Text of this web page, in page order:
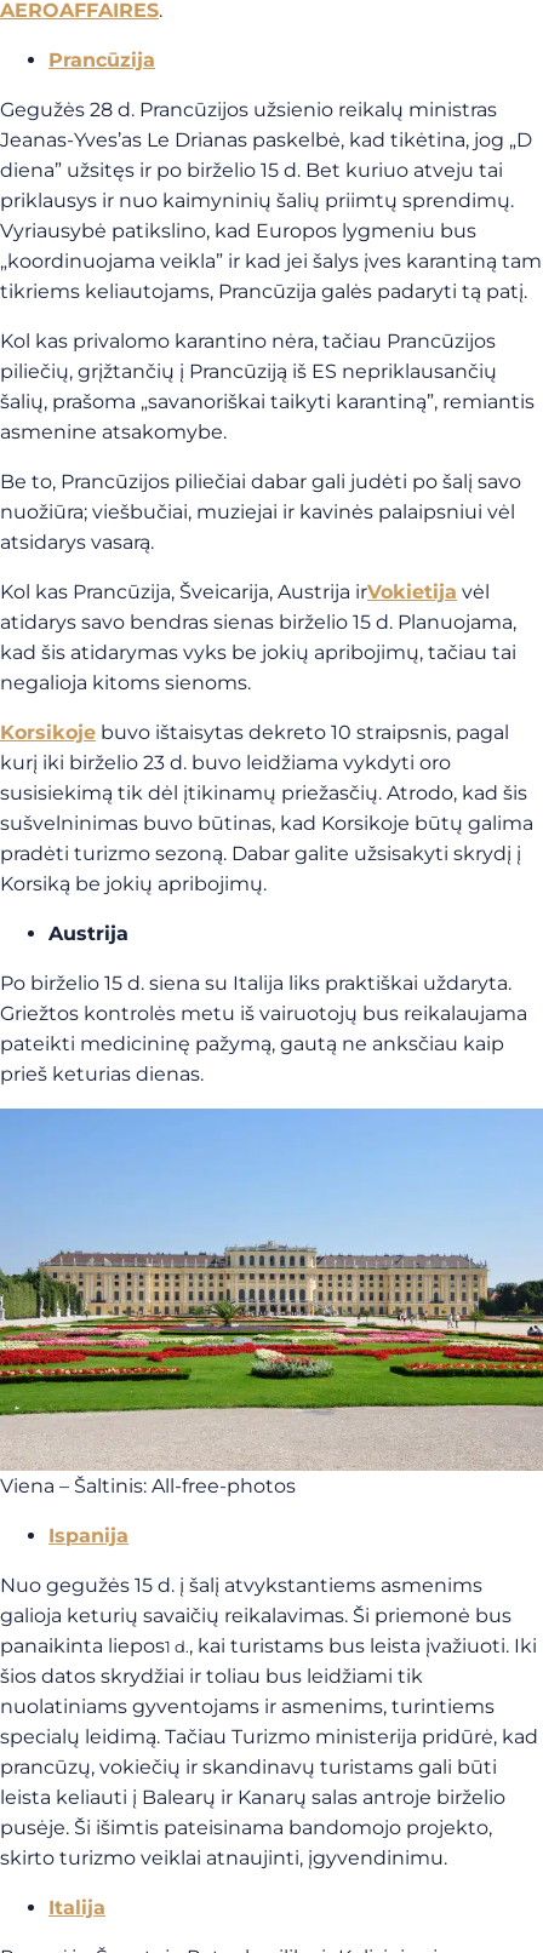
AEROAFFAIRES.
Prancūzija
Gegužės 28 d. Prancūzijos užsienio reikalų ministras
Jeanas-Yves’as Le Drianas paskelbė, kad tikėtina, jog „D
diena” užsitęs ir po birželio 15 d. Bet kuriuo atveju tai
priklausys ir nuo kaimyninių šalių priimtų sprendimų.
Vyriausybė patikslino, kad Europos lygmeniu bus
„koordinuojama veikla” ir kad jei šalys įves karantiną tam
tikriems keliautojams, Prancūzija galės padaryti tą patį.
Kol kas privalomo karantino nėra, tačiau Prancūzijos
piliečių, grįžtančių į Prancūziją iš ES nepriklausančių
šalių, prašoma „savanoriškai taikyti karantiną”, remiantis
asmenine atsakomybe.
Be to, Prancūzijos piliečiai dabar gali judėti po šalį savo
nuožiūra; viešbučiai, muziejai ir kavinės palaipsniui vėl
atsidarys vasarą.
Kol kas Prancūzija, Šveicarija, Austrija irVokietija vėl
atidarys savo bendras sienas birželio 15 d. Planuojama,
kad šis atidarymas vyks be jokių apribojimų, tačiau tai
negalioja kitoms sienoms.
Korsikoje buvo ištaisytas dekreto 10 straipsnis, pagal
kurį iki birželio 23 d. buvo leidžiama vykdyti oro
susisiekimą tik dėl įtikinamų priežasčių. Atrodo, kad šis
sušvelninimas buvo būtinas, kad Korsikoje būtų galima
pradėti turizmo sezoną. Dabar galite užsisakyti skrydį į
Korsiką be jokių apribojimų.
Austrija
Po birželio 15 d. siena su Italija liks praktiškai uždaryta.
Griežtos kontrolės metu iš vairuotojų bus reikalaujama
pateikti medicininę pažymą, gautą ne anksčiau kaip
prieš keturias dienas.
Viena – Šaltinis: All-free-photos
Ispanija
Nuo gegužės 15 d. į šalį atvykstantiems asmenims
galioja keturių savaičių reikalavimas. Ši priemonė bus
panaikinta liepos1 d., kai turistams bus leista įvažiuoti. Iki
šios datos skrydžiai ir toliau bus leidžiami tik
nuolatiniams gyventojams ir asmenims, turintiems
specialų leidimą. Tačiau Turizmo ministerija pridūrė, kad
prancūzų, vokiečių ir skandinavų turistams gali būti
leista keliauti į Balearų ir Kanarų salas antroje birželio
pusėje. Ši išimtis pateisinama bandomojo projekto,
skirto turizmo veiklai atnaujinti, įgyvendinimu.
Italija